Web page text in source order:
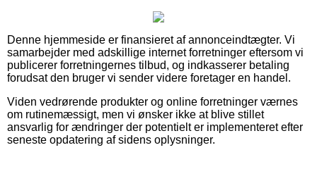
Denne hjemmeside er finansieret af annonceindtægter. Vi
samarbejder med adskillige internet forretninger eftersom vi
publicerer forretningernes tilbud, og indkasserer betaling
forudsat den bruger vi sender videre foretager en handel.
Viden vedrørende produkter og online forretninger værnes
om rutinemæssigt, men vi ønsker ikke at blive stillet
ansvarlig for ændringer der potentielt er implementeret efter
seneste opdatering af sidens oplysninger.